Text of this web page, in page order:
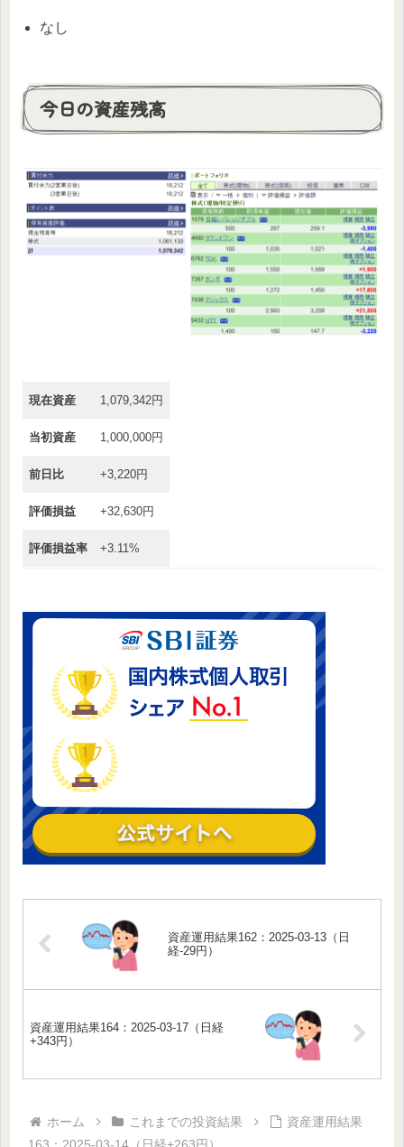
なし
今日の資産残高
現在資産 1,079,342円
当初資産 1,000,000円
前日比 +3,220円
評価損益 +32,630円
評価損益率 +3.11%
資産運用結果162：2025-03-13（日
経-29円）
資産運用結果164：2025-03-17（日経
+343円）
ホーム これまでの投資結果
資産運用結果